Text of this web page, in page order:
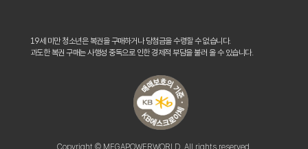
19세 미만 청소년은 복권을 구매하거나 당첨금을 수령할 수 없습니다.
과도한 복권 구매는 사행성 중독으로 인한 경제적 부담을 불러 올 수 있습니다.
Copyright © MEGAPOWERWORLD. All rights reserved.